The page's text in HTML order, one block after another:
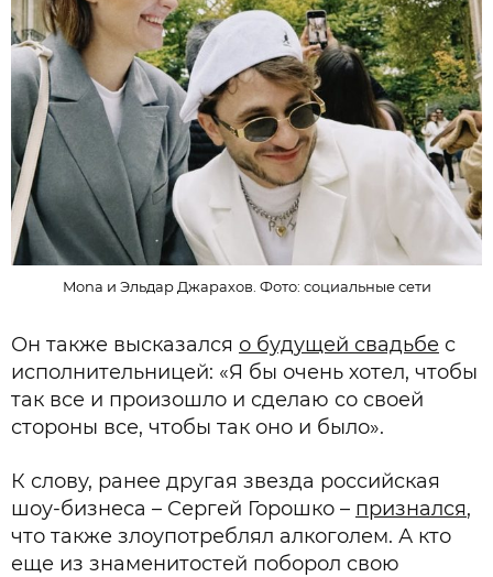
Mona и Эльдар Джарахов. Фото: социальные сети
Он также высказался о будущей свадьбе с
исполнительницей: «Я бы очень хотел, чтобы
так все и произошло и сделаю со своей
стороны все, чтобы так оно и было».
К слову, ранее другая звезда российская
шоу-бизнеса – Сергей Горошко – признался,
что также злоупотреблял алкоголем. А кто
еще из знаменитостей поборол свою